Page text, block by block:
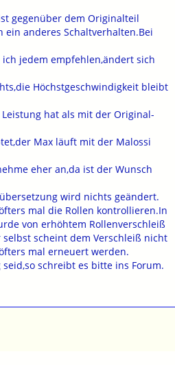
gegenüber dem Originalteil
ein anderes Schaltverhalten.Bei
jedem empfehlen,ändert sich
Höchstgeschwindigkeit bleibt
hat als mit der Original-
Max läuft mit der Malossi
eher an,da ist der Wunsch
wird nichts geändert.
mal die Rollen kontrollieren.In
von erhöhtem Rollenverschleiß
scheint dem Verschleiß nicht
mal erneuert werden.
schreibt es bitte ins Forum.